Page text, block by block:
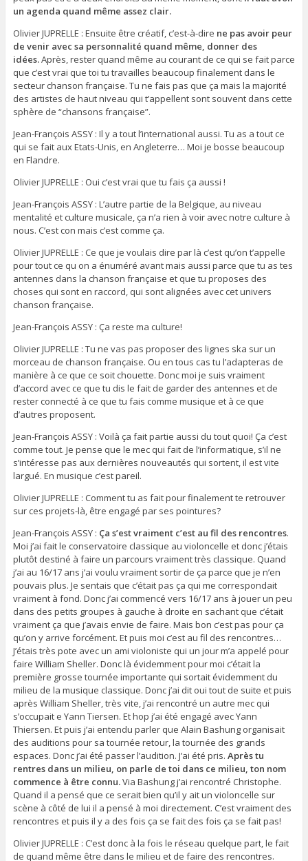
un agenda quand même assez clair.
Olivier JUPRELLE : Ensuite être créatif, c’est-à-dire ne pas avoir peur
de venir avec sa personnalité quand même, donner des
idées.Après, rester quand même au courant de ce qui se fait parce
que c’est vrai que toi tu travailles beaucoup finalement dans le
secteur chanson française. Tu ne fais pas que ça mais la majorité
des artistes de haut niveau qui t’appellent sont souvent dans cette
sphère de “chansons française”.
Jean-François ASSY : Il y a tout l’international aussi. Tu as a tout ce
qui se fait aux Etats-Unis, en Angleterre… Moi je bosse beaucoup
en Flandre.
Olivier JUPRELLE : Oui c’est vrai que tu fais ça aussi !
Jean-François ASSY : L’autre partie de la Belgique, au niveau
mentalité et culture musicale, ça n’a rien à voir avec notre culture à
nous. C’est con mais c’est comme ça.
Olivier JUPRELLE : Ce que je voulais dire par là c’est qu’on t’appelle
pour tout ce qu on a énuméré avant mais aussi parce que tu as tes
antennes dans la chanson française et que tu proposes des
choses qui sont en raccord, qui sont alignées avec cet univers
chanson française.
Jean-François ASSY : Ça reste ma culture!
Olivier JUPRELLE : Tu ne vas pas proposer des lignes ska sur un
morceau de chanson française. Ou en tous cas tu l’adapteras de
manière à ce que ce soit chouette. Donc moi je suis vraiment
d’accord avec ce que tu dis le fait de garder des antennes et de
rester connecté à ce que tu fais comme musique et à ce que
d’autres proposent.
Jean-François ASSY : Voilà ça fait partie aussi du tout quoi! Ça c’est
comme tout. Je pense que le mec qui fait de l’informatique, s’il ne
s’intéresse pas aux dernières nouveautés qui sortent, il est vite
largué. En musique c’est pareil.
Olivier JUPRELLE : Comment tu as fait pour finalement te retrouver
sur ces projets-là, être engagé par ses pointures?
Jean-François ASSY : Ça s’est vraiment c’est au fil des rencontres.
Moi j’ai fait le conservatoire classique au violoncelle et donc j’étais
plutôt destiné à faire un parcours vraiment très classique. Quand
j’ai au 16/17 ans j’ai voulu vraiment sortir de ça parce que je n’en
pouvais plus. Je sentais que c’était pas ça qui me correspondait
vraiment à fond. Donc j’ai commencé vers 16/17 ans à jouer un peu
dans des petits groupes à gauche à droite en sachant que c’était
vraiment ça que j’avais envie de faire. Mais bon c’est pas pour ça
qu’on y arrive forcément. Et puis moi c’est au fil des rencontres…
J’étais très pote avec un ami violoniste qui un jour m’a appelé pour
faire William Sheller. Donc là évidemment pour moi c’était la
première grosse tournée importante qui sortait évidemment du
milieu de la musique classique. Donc j’ai dit oui tout de suite et puis
après William Sheller, très vite, j’ai rencontré un autre mec qui
s’occupait e Yann Tiersen. Et hop j’ai été engagé avec Yann
Thiersen. Et puis j’ai entendu parler que Alain Bashung organisait
des auditions pour sa tournée retour, la tournée des grands
espaces. Donc j’ai été passer l’audition. J’ai été pris. Après tu
rentres dans un milieu, on parle de toi dans ce milieu, ton nom
commence à être connu.Via Bashung j’ai rencontré Christophe.
Quand il a pensé que ce serait bien qu’il y ait un violoncelle sur
scène à côté de lui il a pensé à moi directement. C’est vraiment des
rencontres et puis il y a des fois ça se fait des fois ça se fait pas!
Olivier JUPRELLE : C’est donc à la fois le réseau quelque part, le fait
de quand même être dans le milieu et de faire des rencontres.